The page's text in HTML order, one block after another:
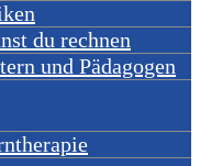
du rechnen
und Pädagogen